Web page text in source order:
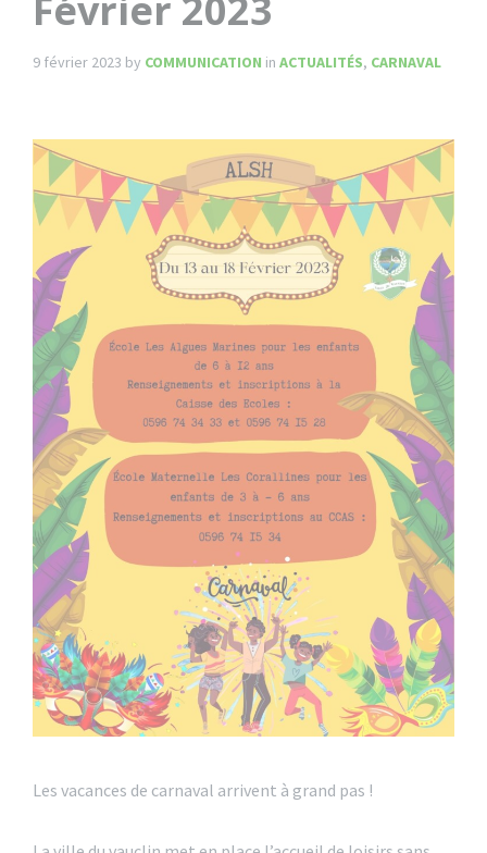
9 février 2023 by COMMUNICATION in ACTUALITÉS, CARNAVAL
Les vacances de carnaval arrivent à grand pas !